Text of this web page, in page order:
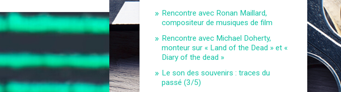
Rencontre avec Ronan Maillard,
compositeur de musiques de film
Rencontre avec Michael Doherty,
monteur sur « Land of the Dead » et «
Diary of the dead »
Le son des souvenirs : traces du
passé (3/5)